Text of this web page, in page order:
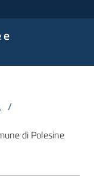
/
di Polesine